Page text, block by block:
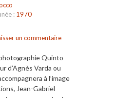
: 1970
un commentaire
Quinto
d’Agnès Varda ou
à l’image
Jean-Gabriel